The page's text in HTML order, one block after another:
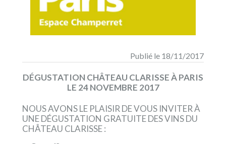
Publié le 18/11/2017
DÉGUSTATION CHÂTEAU CLARISSE À PARIS
LE 24 NOVEMBRE 2017
NOUS AVONS LE PLAISIR DE VOUS INVITER À
UNE DÉGUSTATION GRATUITE DES VINS DU
CHÂTEAU CLARISSE :